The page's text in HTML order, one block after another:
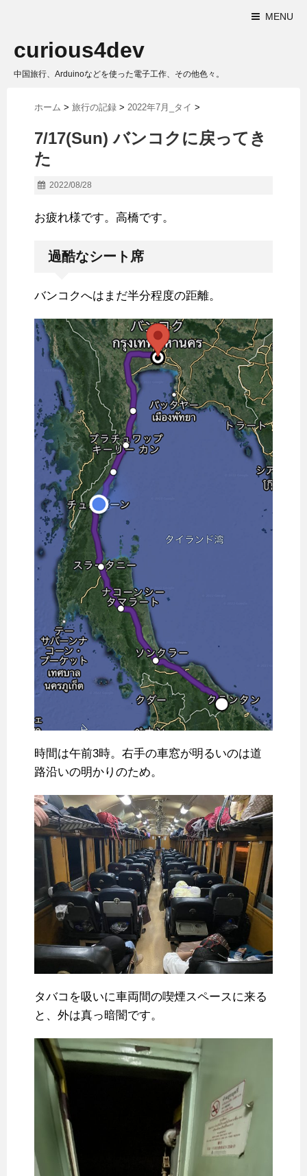
MENU
curious4dev
中国旅行、Arduinoなどを使った電子工作、その他色々。
ホーム > 旅行の記録 > 2022年7月_タイ >
7/17(Sun) バンコクに戻ってき
た
2022/08/28
お疲れ様です。高橋です。
過酷なシート席
バンコクへはまだ半分程度の距離。
時間は午前3時。右手の車窓が明るいのは道
路沿いの明かりのため。
タバコを吸いに車両間の喫煙スペースに来る
と、外は真っ暗闇です。